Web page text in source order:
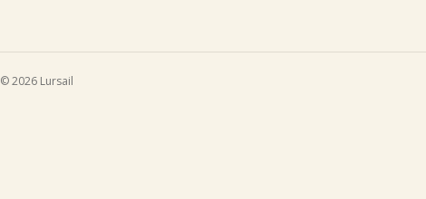
© 2026 Lursail